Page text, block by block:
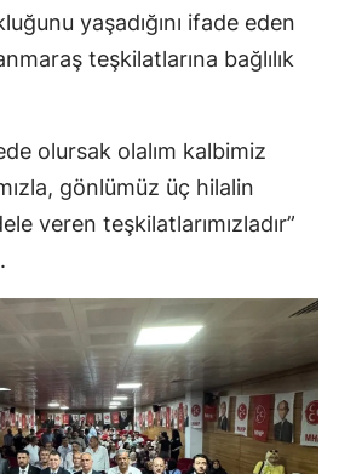
yaşadığını ifade eden
teşkilatlarına bağlılık
olursak olalım kalbimiz
gönlümüz üç hilalin
veren teşkilatlarımızladır”